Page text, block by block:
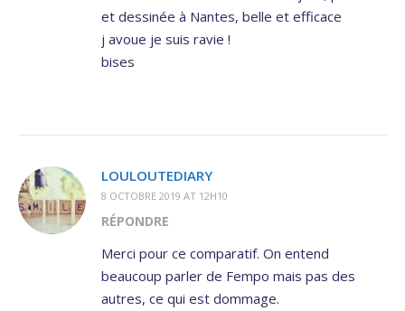
et dessinée à Nantes, belle et efficace
j avoue je suis ravie !
bises
LOULOUTEDIARY
8 OCTOBRE 2019 AT 12H10
RÉPONDRE
Merci pour ce comparatif. On entend
beaucoup parler de Fempo mais pas des
autres, ce qui est dommage.